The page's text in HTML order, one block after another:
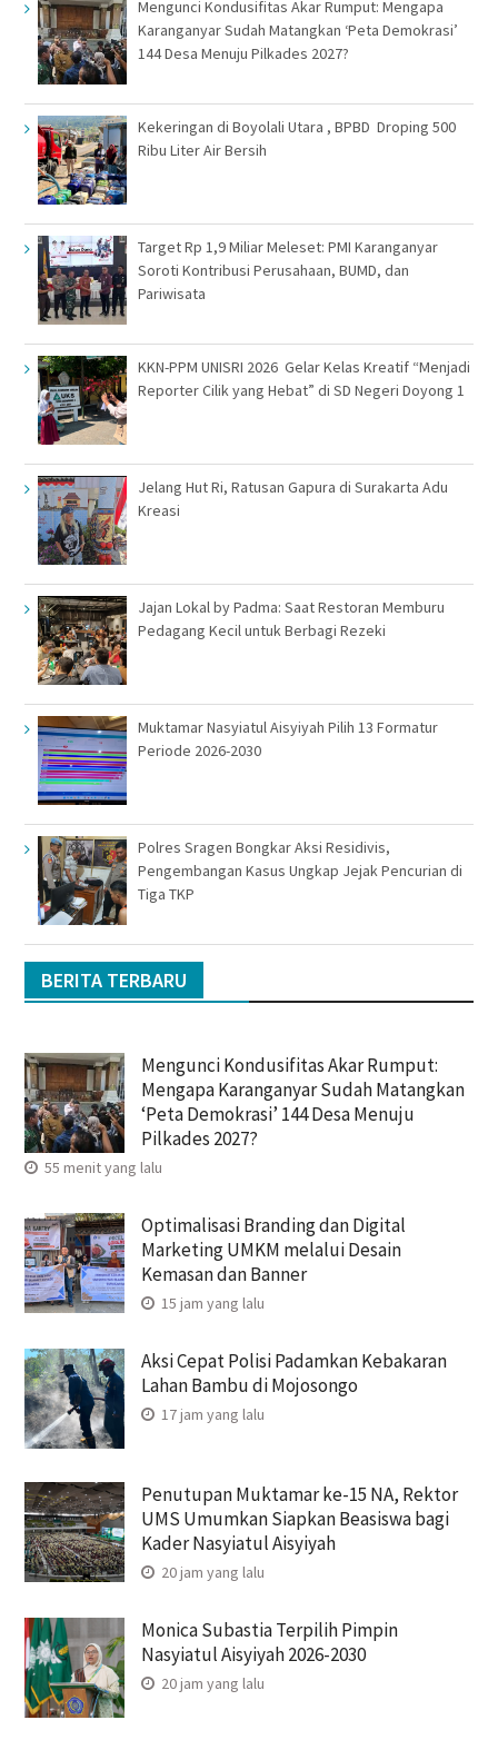
Mengunci Kondusifitas Akar Rumput: Mengapa
Karanganyar Sudah Matangkan ‘Peta Demokrasi’
144 Desa Menuju Pilkades 2027?
Kekeringan di Boyolali Utara , BPBD Droping 500
Ribu Liter Air Bersih
Target Rp 1,9 Miliar Meleset: PMI Karanganyar
Soroti Kontribusi Perusahaan, BUMD, dan
Pariwisata
KKN-PPM UNISRI 2026 Gelar Kelas Kreatif “Menjadi
Reporter Cilik yang Hebat” di SD Negeri Doyong 1
Jelang Hut Ri, Ratusan Gapura di Surakarta Adu
Kreasi
Jajan Lokal by Padma: Saat Restoran Memburu
Pedagang Kecil untuk Berbagi Rezeki
Muktamar Nasyiatul Aisyiyah Pilih 13 Formatur
Periode 2026-2030
Polres Sragen Bongkar Aksi Residivis,
Pengembangan Kasus Ungkap Jejak Pencurian di
Tiga TKP
BERITA TERBARU
Mengunci Kondusifitas Akar Rumput:
Mengapa Karanganyar Sudah Matangkan
‘Peta Demokrasi’ 144 Desa Menuju
Pilkades 2027?
55 menit yang lalu
Optimalisasi Branding dan Digital
Marketing UMKM melalui Desain
Kemasan dan Banner
15 jam yang lalu
Aksi Cepat Polisi Padamkan Kebakaran
Lahan Bambu di Mojosongo
17 jam yang lalu
Penutupan Muktamar ke-15 NA, Rektor
UMS Umumkan Siapkan Beasiswa bagi
Kader Nasyiatul Aisyiyah
20 jam yang lalu
Monica Subastia Terpilih Pimpin
Nasyiatul Aisyiyah 2026-2030
20 jam yang lalu